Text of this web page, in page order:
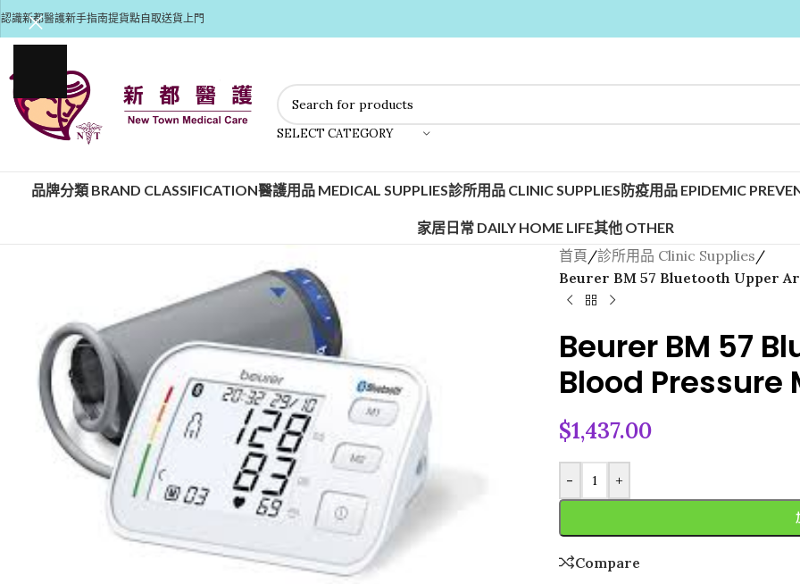
認識新都醫護新手指南提貨點自取送貨上門
SELECT CATEGORY
品牌分類 BRAND CLASSIFICATION醫護用品 MEDICAL SUPPLIES診所用品 CLINIC SUPPLIES防疫用品 EPIDEMIC
家居日常 DAILY HOME LIFE其他 OTHER
首頁/診所用品 Clinic Supplies/
Beurer BM 57 Bluetooth Upper
Beurer BM 57
Blood Pressure
$1,437.00
- +
Compare